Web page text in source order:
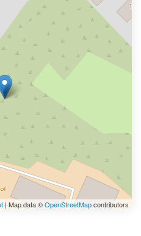
| Map data ©OpenStreetMapcontributors